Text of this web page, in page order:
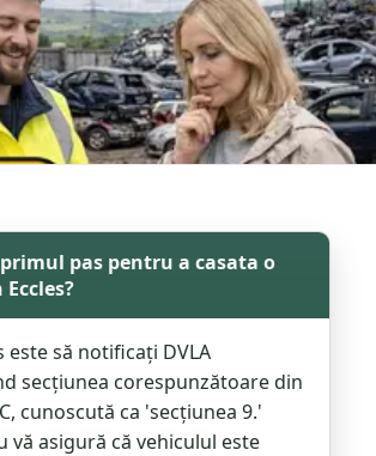
primul pas pentru a casata o
este să notificați DVLA
secțiunea corespunzătoare din
cunoscută ca 'secțiunea 9.'
vă asigură că vehiculul este